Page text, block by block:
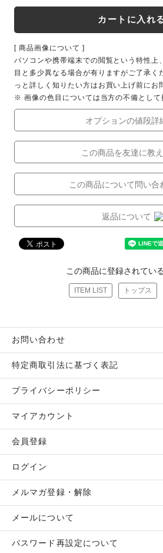
カートに入れ
[ 商品画像について ]
パソコンや携帯端末での閲覧という特性上
目と多少異なる場合が有りますがご了承く
っと詳しく知りたい方はお買い上げ前にお
※ 画像の色目については当方の不備として
オプションの値段詳
この商品を友達に教
この商品について問い合
返品について
この商品に登録されてい
ITEM LIST トップス
お問い合わせ
特定商取引法に基づく表記
プライバシーポリシー
マイアカウント
会員登録
ログイン
メルマガ登録・解除
メールについて
パスワード再設定について